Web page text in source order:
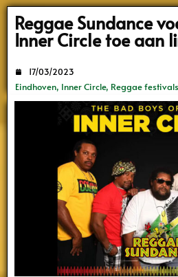
Reggae Sundance
Inner Circle toe aan
Eindhoven, Inner Circle, Reggae festivals
17/03/2023